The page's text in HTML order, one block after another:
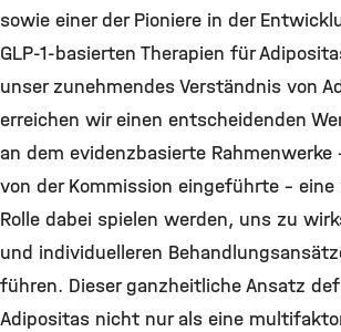
sowie einer der Pioniere in der
GLP-1-basierten Therapien für
unser zunehmendes Verständnis von
erreichen wir einen entscheidenden
an dem evidenzbasierte Rahmenwerke
von der Kommission eingeführte – eine
Rolle dabei spielen werden, uns zu
und individuelleren
führen. Dieser ganzheitliche Ansatz
Adipositas nicht nur als eine